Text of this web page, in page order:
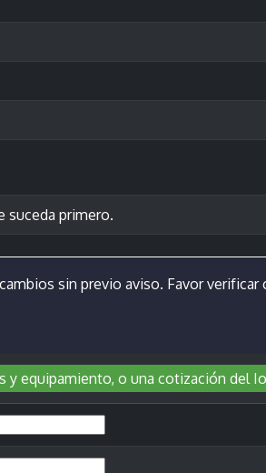
suceda primero.
sin previo aviso. Favor verificar
equipamiento, o una cotización del